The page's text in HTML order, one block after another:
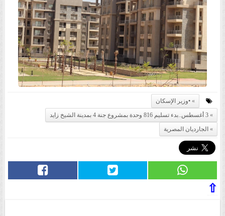
•وزير الإسكان
3 أغسطس..بدء تسليم 816 وحدة بمشروع جنة 4 بمدينة الشيخ زايد
الجارديان المصرية
⇧